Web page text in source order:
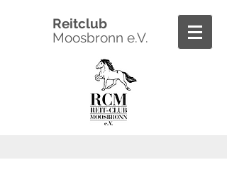
Reitclub
Moosbronn e.V.